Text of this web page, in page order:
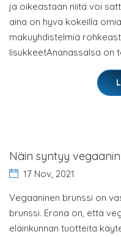
ja oikeastaan niitä voi
aina on hyvä kokeilla
makuyhdistelmiä
lisukkeetAnanassalsa on
Näin syntyy
17 Nov, 2021
Vegaaninen brunssi on
brunssi. Erona on, että
eläinkunnan tuotteita